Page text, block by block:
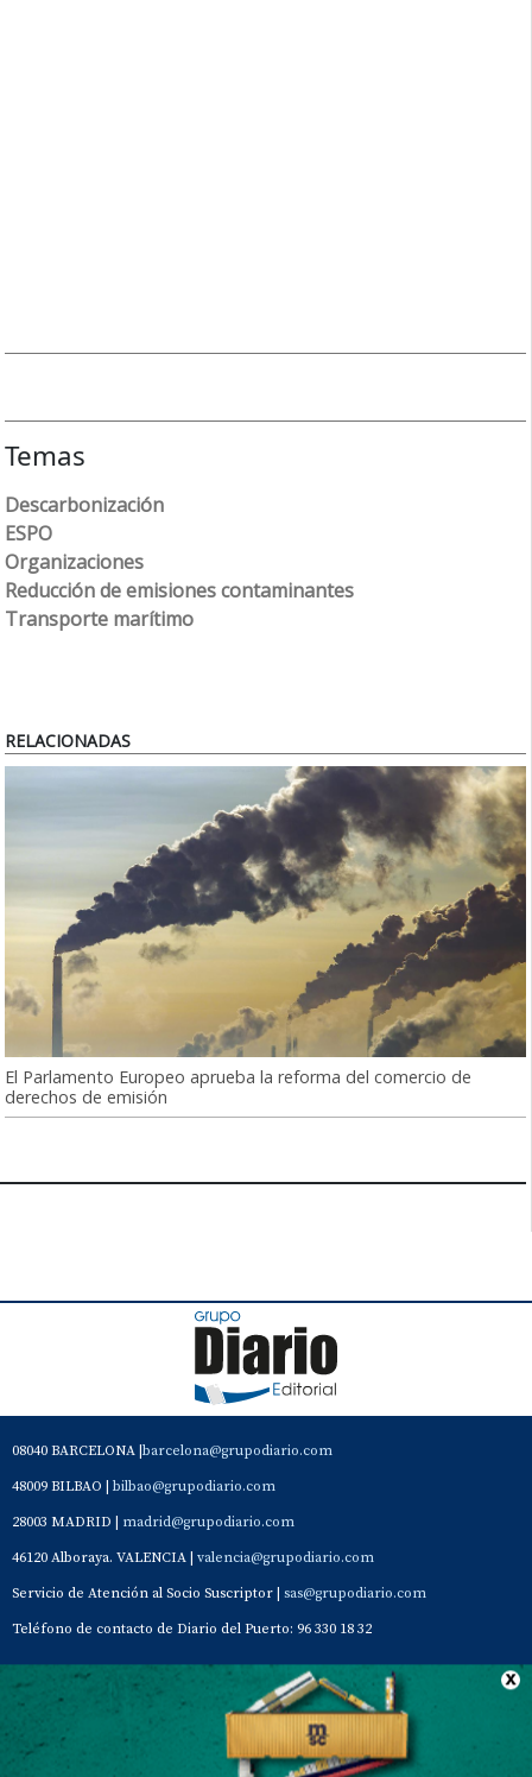
Temas
Descarbonización
ESPO
Organizaciones
Reducción de emisiones contaminantes
Transporte marítimo
RELACIONADAS
El Parlamento Europeo aprueba la reforma del comercio de
derechos de emisión
08040 BARCELONA | barcelona@grupodiario.com
48009 BILBAO | bilbao@grupodiario.com
28003 MADRID | madrid@grupodiario.com
46120 Alboraya. VALENCIA | valencia@grupodiario.com
Servicio de Atención al Socio Suscriptor | sas@grupodiario.com
Teléfono de contacto de Diario del Puerto: 96 330 18 32
Contacto Aviso Legal Quiénes somos Política de privacidad